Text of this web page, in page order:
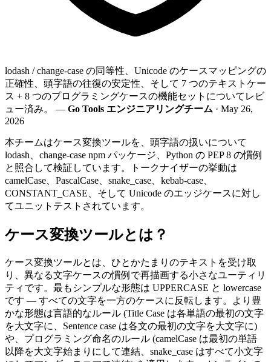
lodash / change-case の同等性、Unicode のケースマッピングの
正確性、頭字語の往復の安定性、そして 7 つのテキストケー
ス + 8 つのプログラミングケースの機能セットについてレビ
ュー済み。 — Go Tools エンジニアリングチーム · May 26,
2026
本チームはケース変換ツールを、頭字語の扱いについて
lodash、change-case npm パッケージ、Python の PEP 8 の慣例
と照合して検証しています。トークナイザーの挙動は
camelCase、PascalCase、snake_case、kebab-case、
CONSTANT_CASE、そして Unicode のエッジケースに対し
てユニットテストされています。
ケース変換ツールとは？
ケース変換ツールとは、ひとかたまりのテキストを受け取
り、異なる文字ケースの慣例で再描画する小さなユーティリ
ティです。最もシンプルな形態は UPPERCASE と lowercase
です — すべての文字を一方のケースに反転します。より豊
かな形態は言語的なルール (Title Case は各単語の最初の文字
を大文字に、Sentence case は各文の最初の文字を大文字に)
や、プログラミング命名のルール (camelCase は最初の単語
以降を大文字始まりにして連結、snake_case はすべて小文字